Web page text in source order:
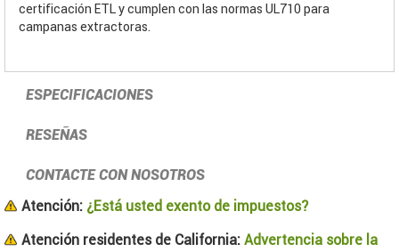
certificación ETL y cumplen con las normas UL710 para
campanas extractoras.
ESPECIFICACIONES
RESEÑAS
CONTACTE CON NOSOTROS
Atención: ¿Está usted exento de impuestos?
Atención residentes de California: Advertencia sobre la